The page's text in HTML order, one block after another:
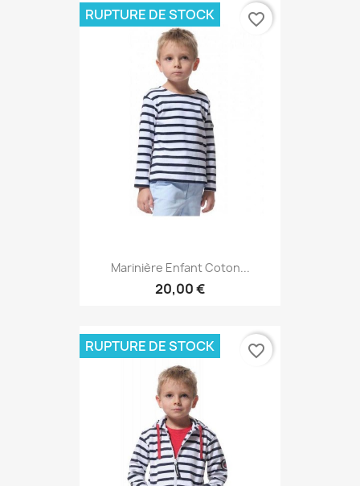
Marinière Enfant Coton...
20,00 €
RUPTURE DE STOCK favorite_border
RUPTURE DE STOCK favorite_border